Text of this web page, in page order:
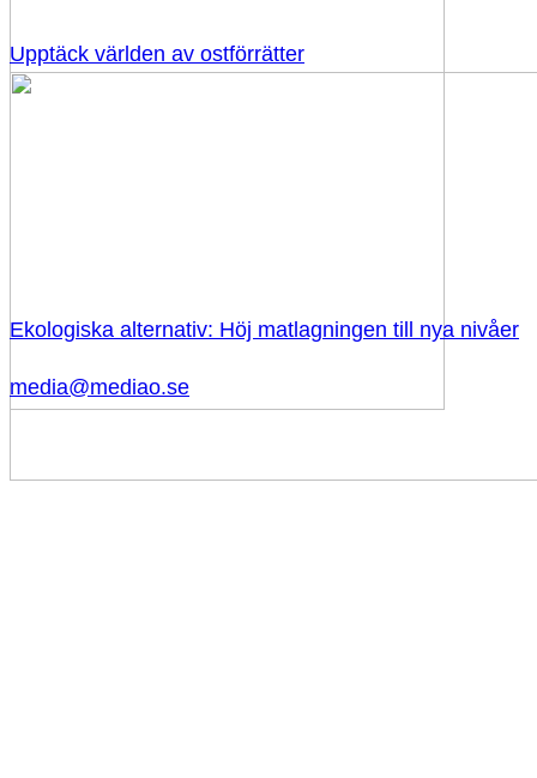
Upptäck världen av ostförrätter
Ekologiska alternativ: Höj matlagningen till nya nivåer
media@mediao.se